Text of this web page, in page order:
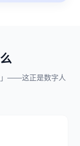
」——这正是数字人